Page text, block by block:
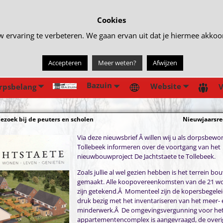
Bazuin Website
bij de peuters en scholen
Via deze nieuwsbrief Â willen wij u als
Tollebeek informeren over de voortgang van het
nieuwbouwproject De Jachtstaete te Tollebeek.
Zoals jullie al wel gezien hebben is het terrein
gemaakt. Alle koopovereenkomsten van de 21
zijn getekend.Â Momenteel zijn de
druk bezig met het inventariseren van het meer-
minderwerk.Â De omgevingsvergunning voor
appartementencomplex is aangevraagd, de
Cookies
ervaring te verbeteren. We gaan ervan uit dat je hiermee
Accepteren Meer weten? Afwijzen